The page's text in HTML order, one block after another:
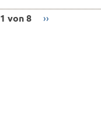
1 von 8 ››